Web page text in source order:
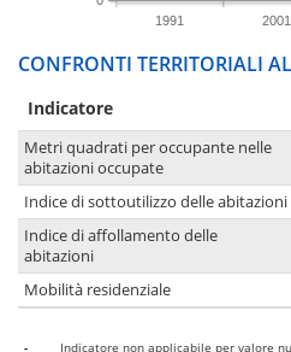
1991 2001
CONFRONTI TERRITORIALI
Indicatore
Metri quadrati per occupante nelle
abitazioni occupate
Indice di sottoutilizzo delle abitazioni
Indice di affollamento delle
abitazioni
Mobilità residenziale
- Indicatore non applicabile per valore